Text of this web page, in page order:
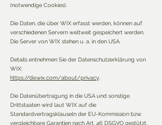
(notwendige Cookies).
Die Daten, die über WIX erfasst werden, können auf
verschiedenen Servern weltweit gespeichert werden.
Die Server von WIX stehen u. a. in den USA.
Details entnehmen Sie der Datenschutzerklärung von
WIX:
https://de.wix.com/about/privacy.
Die Datenübertragung in die USA und sonstige
Drittstaaten wird laut WIX auf die
Standardvertragsklauseln der EU-Kommission bzw.
vergleichbare Garantien nach Art. 46 DSGVO gestützt.